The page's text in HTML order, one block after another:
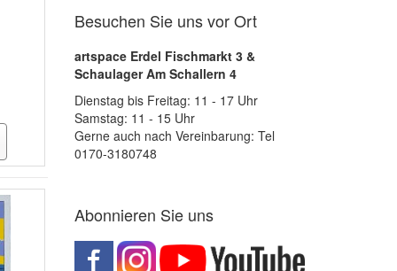
Besuchen Sie uns vor Ort
artspace Erdel Fischmarkt 3 &
Schaulager Am Schallern 4
Dienstag bis Freitag: 11 - 17 Uhr
Samstag: 11 - 15 Uhr
Gerne auch nach Vereinbarung: Tel
0170-3180748
Abonnieren Sie uns